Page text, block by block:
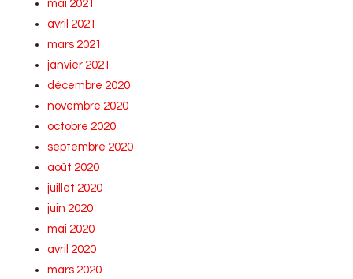
mai 2021
avril 2021
mars 2021
janvier 2021
décembre 2020
novembre 2020
octobre 2020
septembre 2020
août 2020
juillet 2020
juin 2020
mai 2020
avril 2020
mars 2020